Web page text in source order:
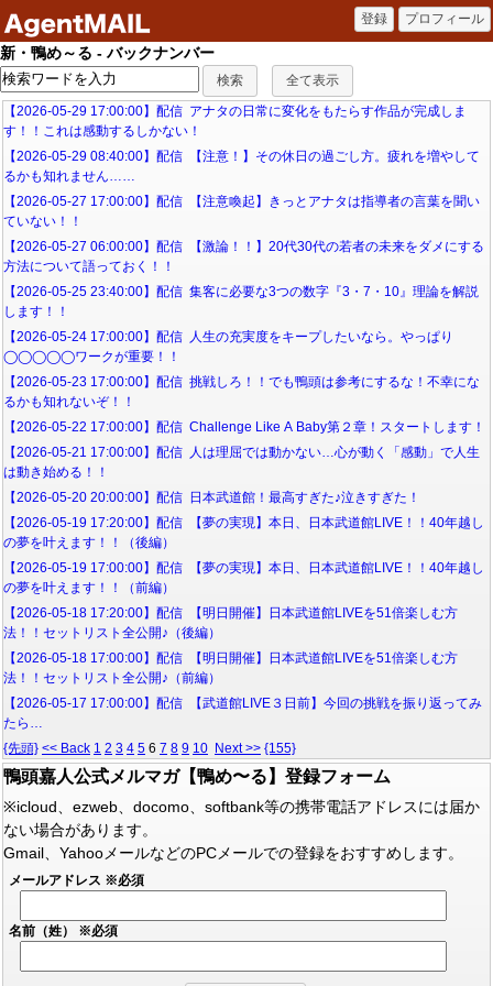
新・鴨め～る - バックナンバー
【2026-05-29 17:00:00】配信 アナタの日常に変化をもたらす作品が完成しま
す！！これは感動するしかない！
【2026-05-29 08:40:00】配信 【注意！】その休日の過ごし方。疲れを増やして
るかも知れません……
【2026-05-27 17:00:00】配信 【注意喚起】きっとアナタは指導者の言葉を聞い
ていない！！
【2026-05-27 06:00:00】配信 【激論！！】20代30代の若者の未来をダメにする
方法について語っておく！！
【2026-05-25 23:40:00】配信 集客に必要な3つの数字『3・7・10』理論を解説
します！！
【2026-05-24 17:00:00】配信 人生の充実度をキープしたいなら。やっぱり
◯◯◯◯◯ワークが重要！！
【2026-05-23 17:00:00】配信 挑戦しろ！！でも鴨頭は参考にするな！不幸にな
るかも知れないぞ！！
【2026-05-22 17:00:00】配信 Challenge Like A Baby第２章！スタートします！
【2026-05-21 17:00:00】配信 人は理屈では動かない…心が動く「感動」で人生
は動き始める！！
【2026-05-20 20:00:00】配信 日本武道館！最高すぎた♪泣きすぎた！
【2026-05-19 17:20:00】配信 【夢の実現】本日、日本武道館LIVE！！40年越し
の夢を叶えます！！（後編）
【2026-05-19 17:00:00】配信 【夢の実現】本日、日本武道館LIVE！！40年越し
の夢を叶えます！！（前編）
【2026-05-18 17:20:00】配信 【明日開催】日本武道館LIVEを51倍楽しむ方
法！！セットリスト全公開♪（後編）
【2026-05-18 17:00:00】配信 【明日開催】日本武道館LIVEを51倍楽しむ方
法！！セットリスト全公開♪（前編）
【2026-05-17 17:00:00】配信 【武道館LIVE３日前】今回の挑戦を振り返ってみ
たら…
{先頭} << Back 1 2 3 4 5 6 7 8 9 10 Next >> {155}
鴨頭嘉人公式メルマガ【鴨め〜る】登録フォーム
※icloud、ezweb、docomo、softbank等の携帯電話アドレスには届か
ない場合があります。
Gmail、YahooメールなどのPCメールでの登録をおすすめします。
メールアドレス ※必須
名前（姓） ※必須